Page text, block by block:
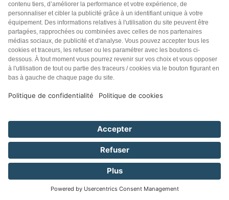
Les informations fournies sur ce site sont destinées à
améliorer et non à remplacer la relation qui existe entre le
visiteur du site et son médecin. En cas de malaise ou de
maladie, consultez d’abord un médecin ou un professionnel
de la santé en mesure d’évaluer adéquatement votre état
de santé. En utilisant ce site, vous reconnaissez avoir pris
connaissance de l’avis de désengagement de responsabilité
et vous consentez à ses modalités. Si vous n’y consentez